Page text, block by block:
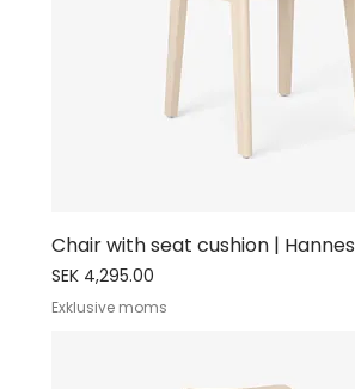
Chair with seat cushion | Hannes
Price
SEK 4,295.00